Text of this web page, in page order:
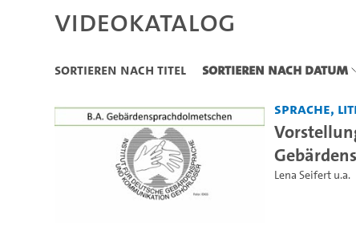
Videokatalog
Sortieren nach Titel Sortieren nach Datum
Sprache,
Lena Seifert u.a.